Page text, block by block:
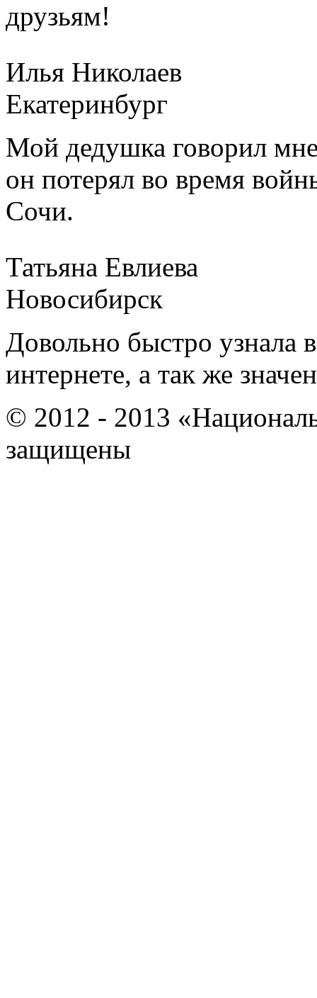
друзьям!
Илья Николаев
Екатеринбург
Мой дедушка говорил
он потерял во время
Сочи.
Татьяна Евлиева
Новосибирск
Довольно быстро узнала
интернете, а так же
© 2012 - 2013
защищены